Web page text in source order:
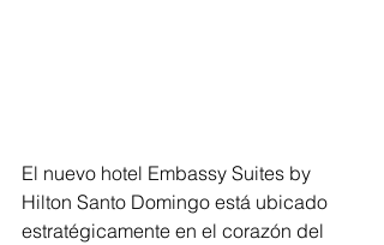
El nuevo hotel Embassy Suites by
Hilton Santo Domingo está ubicado
estratégicamente en el corazón del